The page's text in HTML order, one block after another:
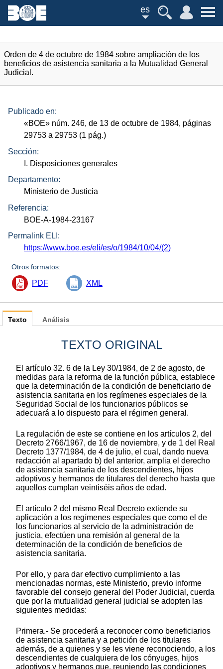
es
Orden de 4 de octubre de 1984 sobre ampliación de los
beneficios de asistencia sanitaria a la Mutualidad General
Judicial.
Publicado en:
«BOE» núm. 246, de 13 de octubre de 1984, páginas
29753 a 29753 (1 pág.)
Sección:
I. Disposiciones generales
Departamento:
Ministerio de Justicia
Referencia:
BOE-A-1984-23167
Permalink ELI:
https://www.boe.es/eli/es/o/1984/10/04/(2)
Otros formatos:
PDF XML
Texto
TEXTO ORIGINAL
El artículo 32. 6 de la Ley 30/1984, de 2 de agosto, de
medidas para la reforma de la función pública, establece
que la determinación de la condición de beneficiario de
asistencia sanitaria en los regímenes especiales de la
Seguridad Social de los funcionarios públicos se
adecuará a lo dispuesto para el régimen general.
La regulación de este se contiene en los artículos 2, del
Decreto 2766/1967, de 16 de noviembre, y de 1 del Real
Decreto 1377/1984, de 4 de julio, el cual, dando nueva
redacción al apartado b) del anterior, amplia el derecho
de asistencia sanitaria de los descendientes, hijos
adoptivos y hermanos de titulares del derecho hasta que
aquellos cumplan veintiséis años de edad.
El artículo 2 del mismo Real Decreto extiende su
aplicación a los regímenes especiales que como el de
los funcionarios al servicio de la administración de
justicia, efectúen una remisión al general de la
determinación de la condición de beneficios de
asistencia sanitaria.
Por ello, y para dar efectivo cumplimiento a las
mencionadas normas, este Ministerio, previo informe
favorable del consejo general del Poder Judicial, cuerda
que por la mutualidad general judicial se adopten las
siguientes medidas:
Primera.- Se procederá a reconocer como beneficiarios
de asistencia sanitaria y a petición de los titulares
además, de a quienes y se les viene reconociendo, a los
descendientes de cualquiera de los cónyuges, hijos
adoptivos y hermanos que, reuniendo las condiciones
Análisis